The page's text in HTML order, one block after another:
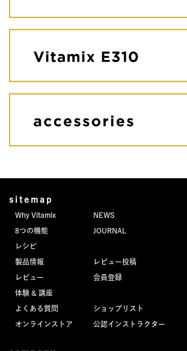
sitemap
Why Vitamix
8つの機能
レシピ
製品情報
レビュー
体験 & 講座
よくある質問
オンラインストア
NEWS
JOURNAL
レビュー投稿
会員登録
ショップリスト
公認インストラクター